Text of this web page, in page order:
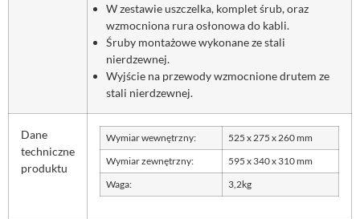
W zestawie uszczelka, komplet śrub, oraz
wzmocniona rura osłonowa do kabli.
Śruby montażowe wykonane ze stali
nierdzewnej.
Wyjście na przewody wzmocnione drutem ze
stali nierdzewnej.
Dane
techniczne
produktu
Wymiar wewnętrzny: 525 x 275 x 260 mm
Wymiar zewnętrzny: 595 x 340 x 310 mm
Waga: 3,2kg